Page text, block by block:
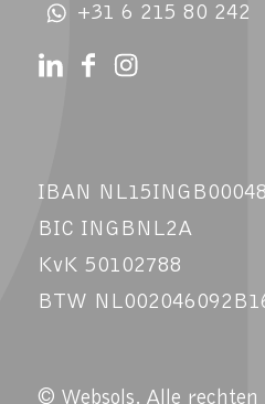
+31 6 215 80 242
IBAN
BIC INGBNL2A
KvK 50102788
BTW
© Websols. Alle rechten